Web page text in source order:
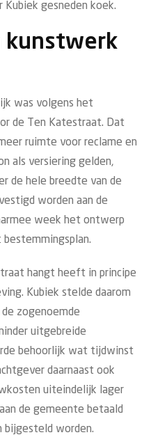
gesneden koek.
kunstwerk
was volgens het
de Ten Katestraat. Dat
ruimte voor reclame en
als versiering gelden,
de hele breedte van de
worden aan de
week het ontwerp
hangt heeft in principe
Kubiek stelde daarom
zogenoemde
uitgebreide
behoorlijk wat tijdwinst
daarnaast ook
uiteindelijk lager
de gemeente betaald
bijgesteld worden.